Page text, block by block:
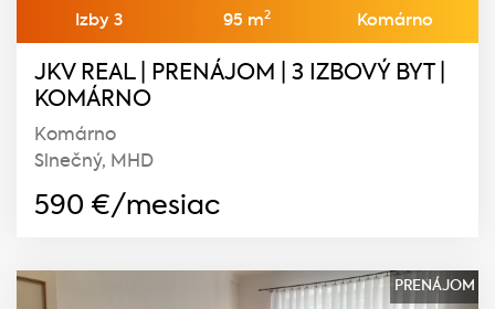
Izby 3 95 m2 Komárno
JKV REAL | PRENÁJOM | 3 IZBOVÝ BYT |
KOMÁRNO
Komárno
Slnečný, MHD
590 €/mesiac
PRENÁJOM